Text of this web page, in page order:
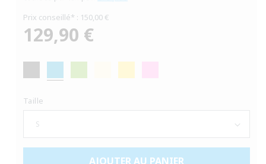
Prix conseillé* : 150,00 €
Prix
habituel
129,90 €
Taille
AJOUTER AU PANIER